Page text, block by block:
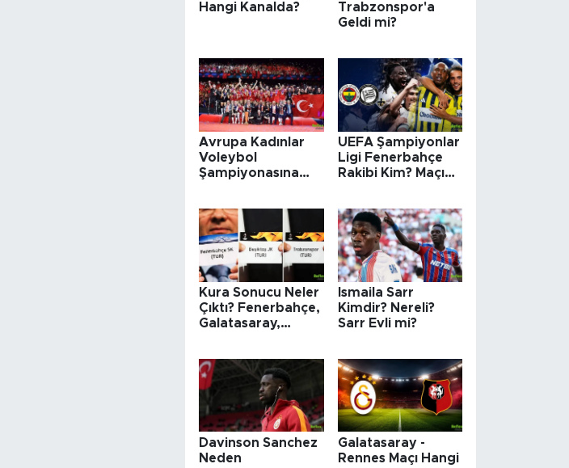
Hangi Kanalda?
Trabzonspor'a
Geldi mi?
Avrupa Kadınlar
Voleybol
Şampiyonasına
UEFA Şampiyonlar
Ligi Fenerbahçe
Rakibi Kim? Maçı
Kura Sonucu Neler
Çıktı? Fenerbahçe,
Galatasaray,
Ismaila Sarr
Kimdir? Nereli?
Sarr Evli mi?
Davinson Sanchez
Neden
Galatasaray -
Rennes Maçı Hangi